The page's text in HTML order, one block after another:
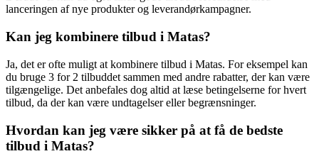
lanceringen af nye produkter og leverandørkampagner.
Kan jeg kombinere tilbud i Matas?
Ja, det er ofte muligt at kombinere tilbud i Matas. For eksempel kan
du bruge 3 for 2 tilbuddet sammen med andre rabatter, der kan være
tilgængelige. Det anbefales dog altid at læse betingelserne for hvert
tilbud, da der kan være undtagelser eller begrænsninger.
Hvordan kan jeg være sikker på at få de bedste
tilbud i Matas?